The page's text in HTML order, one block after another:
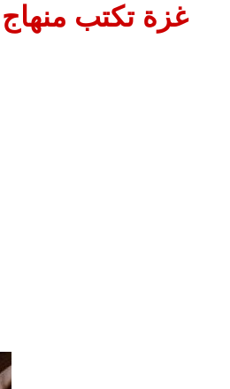
غزة تكتب منهاج